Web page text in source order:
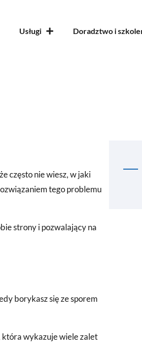
Usługi Doradztwo i
często nie wiesz, w jaki
tego problemu
strony i pozwalający na
borykasz się ze sporem
która wykazuje wiele zalet